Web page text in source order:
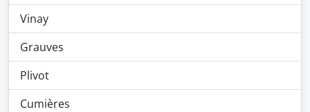
Vinay
Grauves
Plivot
Cumières